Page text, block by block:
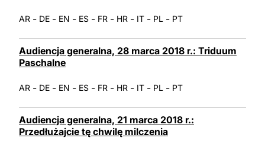
AR - DE - EN - ES - FR - HR - IT - PL - PT
Audiencja generalna, 28 marca 2018 r.: Triduum
Paschalne
AR - DE - EN - ES - FR - HR - IT - PL - PT
Audiencja generalna, 21 marca 2018 r.:
Przedłużajcie tę chwilę milczenia